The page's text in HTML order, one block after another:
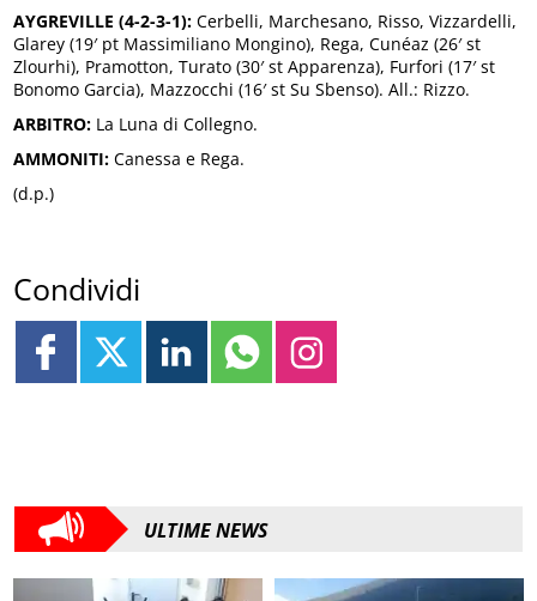
AYGREVILLE (4-2-3-1): Cerbelli, Marchesano, Risso, Vizzardelli,
Glarey (19′ pt Massimiliano Mongino), Rega, Cunéaz (26′ st
Zlourhi), Pramotton, Turato (30′ st Apparenza), Furfori (17′ st
Bonomo Garcia), Mazzocchi (16′ st Su Sbenso). All.: Rizzo.
ARBITRO: La Luna di Collegno.
AMMONITI: Canessa e Rega.
(d.p.)
Condividi
ULTIME NEWS